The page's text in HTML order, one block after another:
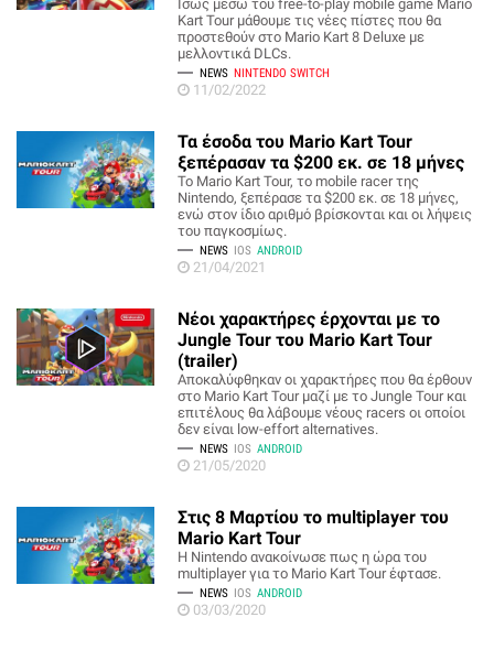
Ίσως μεσω του free-to-play mobile game Mario
Kart Tour μάθουμε τις νέες πίστες που θα
προστεθούν στο Mario Kart 8 Deluxe με
μελλοντικά DLCs.
NEWS NINTENDO SWITCH
11/02/2022
Τα έσοδα του Mario Kart Tour
ξεπέρασαν τα $200 εκ. σε 18 μήνες
Το Mario Kart Tour, τo mobile racer της
Nintendo, ξεπέρασε τα $200 εκ. σε 18 μήνες,
ενώ στον ίδιο αριθμό βρίσκονται και οι λήψεις
του παγκοσμίως.
NEWS IOS ANDROID
21/04/2021
Νέοι χαρακτήρες έρχονται με το
Jungle Tour του Mario Kart Tour
(trailer)
Αποκαλύφθηκαν οι χαρακτήρες που θα έρθουν
στο Mario Kart Tour μαζί με το Jungle Tour και
επιτέλους θα λάβουμε νέους racers οι οποίοι
δεν είναι low-effort alternatives.
NEWS IOS ANDROID
21/05/2020
Στις 8 Μαρτίου το multiplayer του
Mario Kart Tour
Η Nintendo ανακοίνωσε πως η ώρα του
multiplayer για το Mario Kart Tour έφτασε.
NEWS IOS ANDROID
03/03/2020